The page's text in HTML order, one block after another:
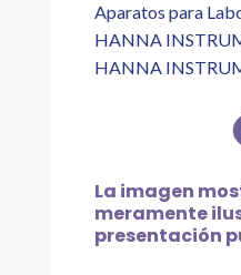
UNIÓN
PTFE,
SENSOR
CABLE
DE
10
Aparatos para
HANNA
HANNA
La imagen
meramente
presentación